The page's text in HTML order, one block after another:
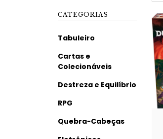
CATEGORIAS
Tabuleiro
Cartas e
Colecionáveis
Destreza e Equilíbrio
RPG
Quebra-Cabeças